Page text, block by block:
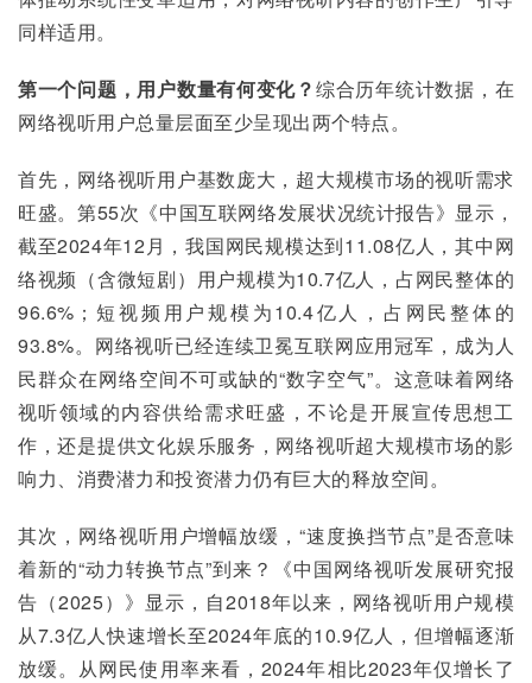
同样适用。
第一个问题，用户数量有何变化？综合历年统计数据，在
网络视听用户总量层面至少呈现出两个特点。
首先，网络视听用户基数庞大，超大规模市场的视听需求
旺盛。第55次《中国互联网络发展状况统计报告》显示，
截至2024年12月，我国网民规模达到11.08亿人，其中网
络视频（含微短剧）用户规模为10.7亿人，占网民整体的
96.6%；短视频用户规模为10.4亿人，占网民整体的
93.8%。网络视听已经连续卫冕互联网应用冠军，成为人
民群众在网络空间不可或缺的“数字空气”。这意味着网络
视听领域的内容供给需求旺盛，不论是开展宣传思想工
作，还是提供文化娱乐服务，网络视听超大规模市场的影
响力、消费潜力和投资潜力仍有巨大的释放空间。
其次，网络视听用户增幅放缓，“速度换挡节点”是否意味
着新的“动力转换节点”到来？《中国网络视听发展研究报
告（2025）》显示，自2018年以来，网络视听用户规模
从7.3亿人快速增长至2024年底的10.9亿人，但增幅逐渐
放缓。从网民使用率来看，2024年相比2023年仅增长了